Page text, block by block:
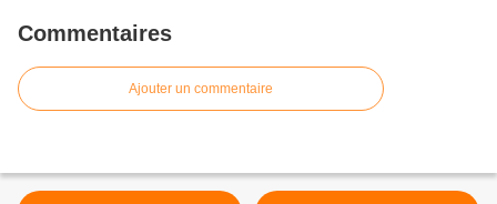
Commentaires
Ajouter un commentaire